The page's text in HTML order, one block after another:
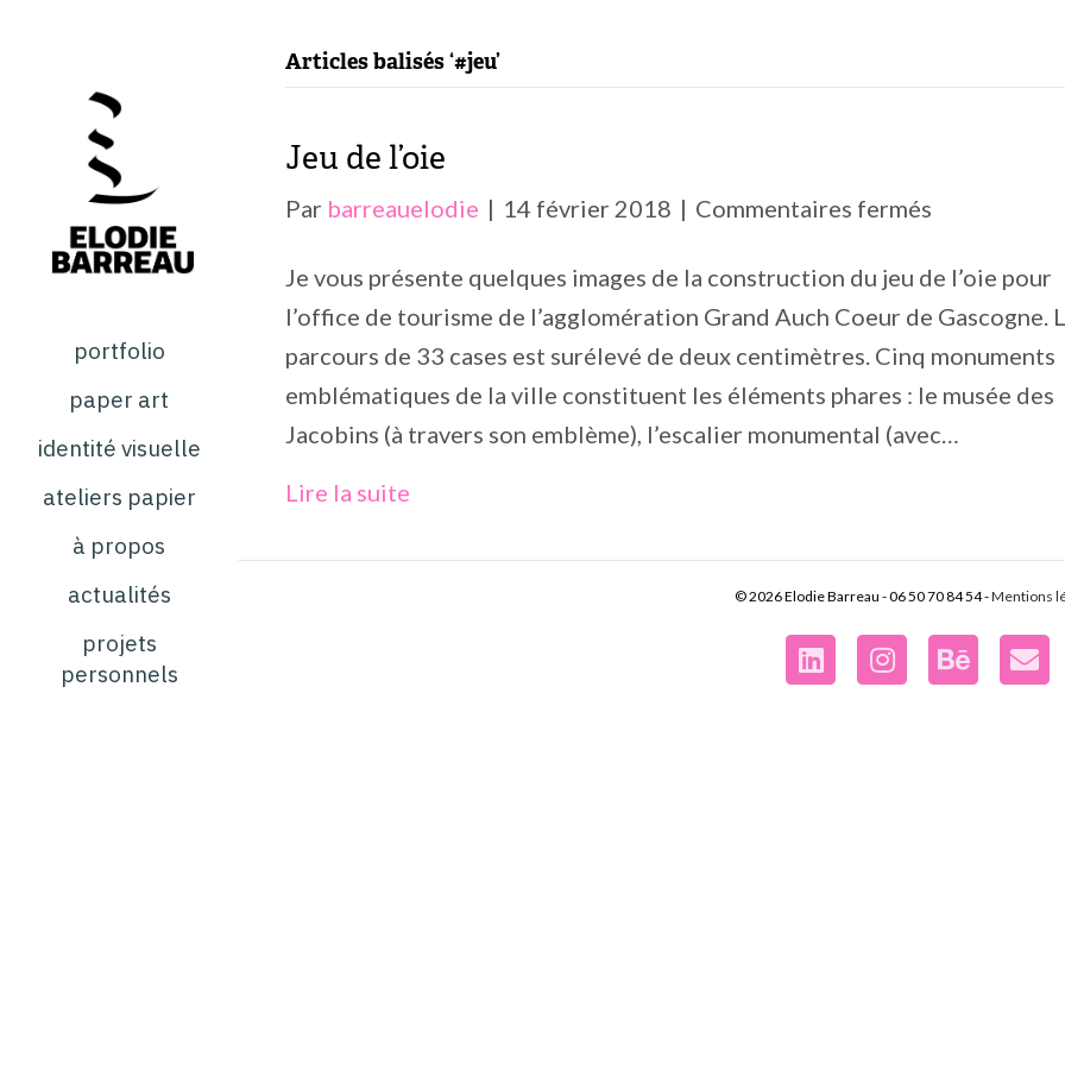
portfolio
paper art
identité visuelle
ateliers papier
à propos
actualités
projets
personnels
Articles balisés ‘#jeu’
Jeu de l’oie
Par barreauelodie | 14 février 2018 | Commentaires fermés
de
l’oie
Je vous présente quelques images de la construction du jeu de l’oie pour
l’office de tourisme de l’agglomération Grand Auch Coeur de Gascogne.
parcours de 33 cases est surélevé de deux centimètres. Cinq monuments
emblématiques de la ville constituent les éléments phares : le musée des
Jacobins (à travers son emblème), l’escalier monumental (avec…
Lire la suite
© 2026 Elodie Barreau - 06 50 70 84 54 -Mentions
LinkedinInstagram500px